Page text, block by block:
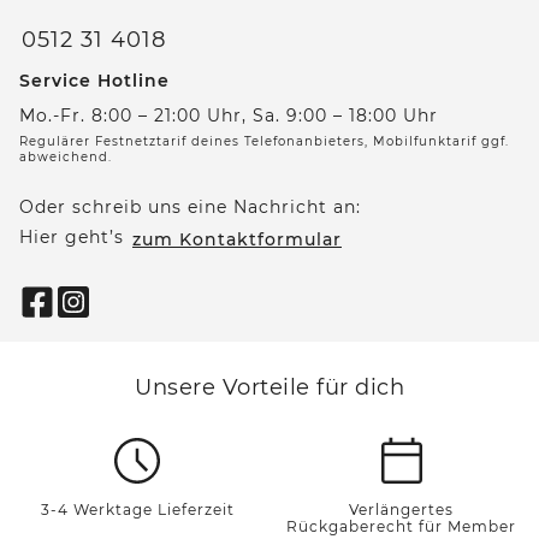
0512 31 4018
Service Hotline
Mo.-Fr. 8:00 – 21:00 Uhr, Sa. 9:00 – 18:00 Uhr
Regulärer Festnetztarif deines Telefonanbieters, Mobilfunktarif ggf.
abweichend.
Oder schreib uns eine Nachricht an:
Hier geht’s zum Kontaktformular
Unsere Vorteile für dich
3-4 Werktage Lieferzeit
Verlängertes
Rückgaberecht für Member